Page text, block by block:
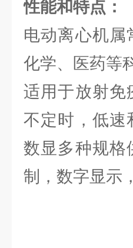
性能和特点：
电动离心机属
化学、医药等
适用于放射免
不定时，低速
数显多种规格
制，数字显示